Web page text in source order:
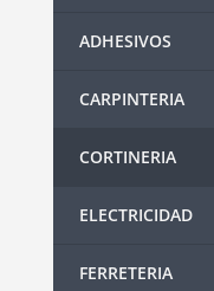
ADHESIVOS
CARPINTERIA
CORTINERIA
ELECTRICIDAD
FERRETERIA